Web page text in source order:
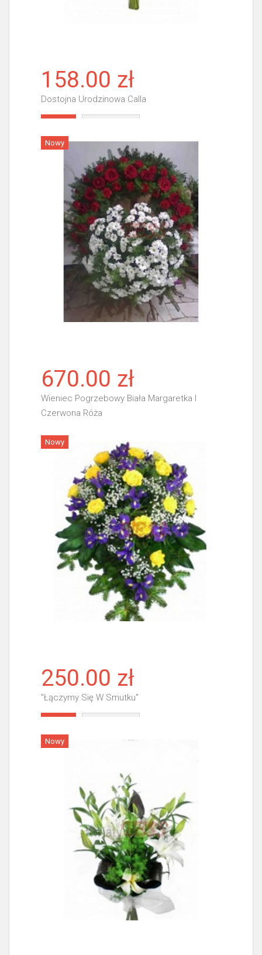
158.00 zł
Dostojna Urodzinowa Calla
Nowy
670.00 zł
Wieniec Pogrzebowy Biała Margaretka I
Czerwona Róża
Więcej
Nowy
250.00 zł
"Łączymy Się W Smutku"
Nowy